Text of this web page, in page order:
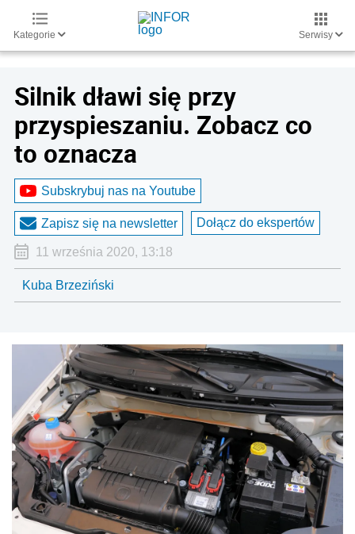
Kategorie Serwisy
Silnik dławi się przy
przyspieszaniu. Zobacz co
to oznacza
Subskrybuj nas na Youtube
Zapisz się na newsletter Dołącz do ekspertów
11 września 2020, 13:18
Kuba Brzeziński